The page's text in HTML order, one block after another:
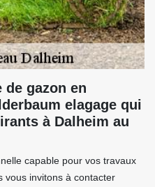
de gazon en
elagage qui
à Dalheim au
capable pour vos travaux
vous invitons à contacter